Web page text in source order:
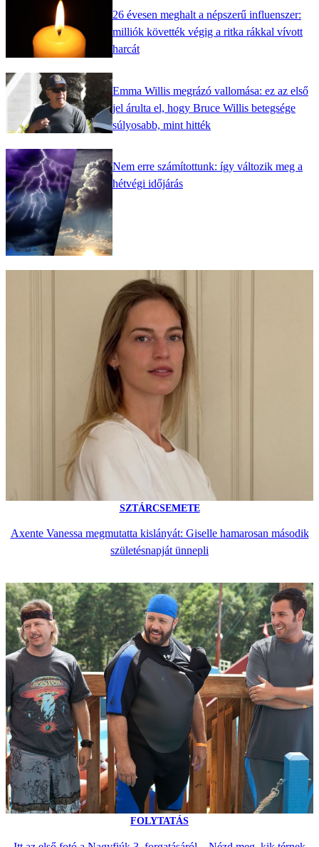
26 évesen meghalt a népszerű influenszer:
milliók követték végig a ritka rákkal vívott
harcát
Emma Willis megrázó vallomása: ez az első
jel árulta el, hogy Bruce Willis betegsége
súlyosabb, mint hitték
Nem erre számítottunk: így változik meg a
hétvégi időjárás
SZTÁRCSEMETE
Axente Vanessa megmutatta kislányát: Giselle hamarosan második
születésnapját ünnepli
FOLYTATÁS